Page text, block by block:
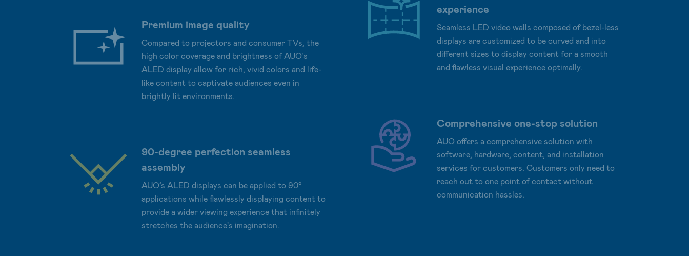
Premium image quality
Compared to projectors and consumer TVs, the
high color coverage and brightness of AUO’s
ALED display allow for rich, vivid colors and life-
like content to captivate audiences even in
brightly lit environments.
90-degree perfection seamless
assembly
AUO’s ALED displays can be applied to 90°
applications while flawlessly displaying content to
provide a wider viewing experience that infinitely
stretches the audience's imagination.
experience
Seamless LED video walls composed of bezel-less
displays are customized to be curved and into
different sizes to display content for a smooth
and flawless visual experience optimally.
Comprehensive one-stop solution
AUO offers a comprehensive solution with
software, hardware, content, and installation
services for customers. Customers only need to
reach out to one point of contact without
communication hassles.